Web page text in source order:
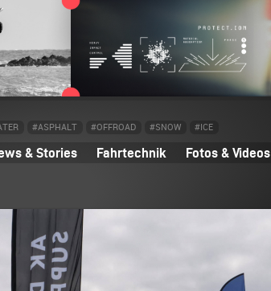
#ASPHALT #OFFROAD #SNOW #ICE
& Stories Fahrtechnik Fotos & Videos